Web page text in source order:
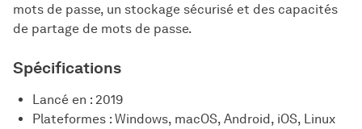
mots de passe, un stockage sécurisé et des capacités
de partage de mots de passe.
Spécifications
Lancé en : 2019
Plateformes : Windows, macOS, Android, iOS, Linux